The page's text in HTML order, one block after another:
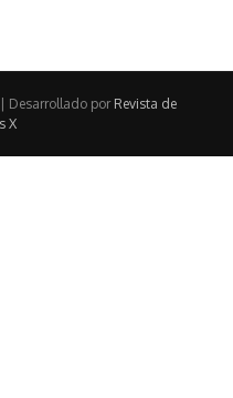
Desarrollado por Revista de
X